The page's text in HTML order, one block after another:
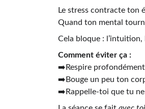
Le stress contracte ton
Quand ton mental
Cela bloque :
Comment éviter ça :
➡️Respire profondément
➡️Bouge un peu ton
➡️Rappelle-toi que tu ne